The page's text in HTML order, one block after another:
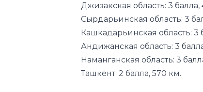
Джизакская область: 3 балла,
Сырдарьинская область: 3
Кашкадарьинская область: 3
Андижанская область: 3
Наманганская область: 3
Ташкент: 2 балла, 570 км.